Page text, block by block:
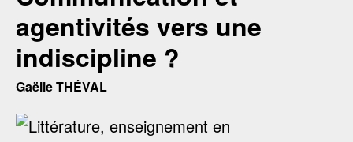
agentivités vers une
indiscipline ?
Gaëlle THÉVAL